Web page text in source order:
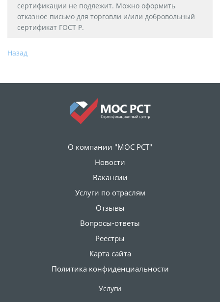
сертификации не подлежит. Можно оформить
отказное письмо для торговли и/или добровольный
сертификат ГОСТ Р.
Назад
О компании "МОС РСТ"
Новости
Вакансии
Услуги по отраслям
Отзывы
Вопросы-ответы
Реестры
Карта сайта
Политика конфиденциальности
Услуги